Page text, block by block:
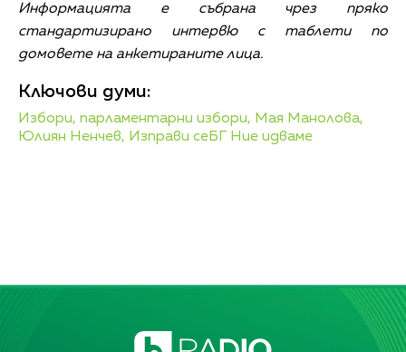
Информацията е събрана чрез пряко
стандартизирано интервю с таблети по
домовете на анкетираните лица.
Ключови думи:
Избори, парламентарни избори, Мая Манолова,
Юлиян Ненчев, Изправи сеБГ Ние идваме